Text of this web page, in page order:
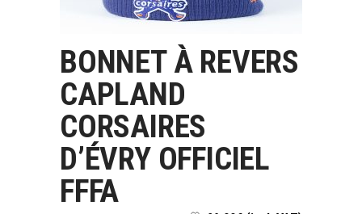
LIRE LA SUITE
BONNET À REVERS
CAPLAND
CORSAIRES
D’ÉVRY OFFICIEL
FFFA